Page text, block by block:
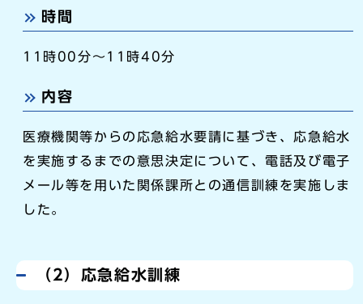
時間
11時00分～11時40分
内容
医療機関等からの応急給水要請に基づき、応急給水
を実施するまでの意思決定について、電話及び電子
メール等を用いた関係課所との通信訓練を実施しま
した。
（2）応急給水訓練